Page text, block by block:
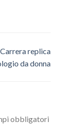
replica
da donna
obbligatori